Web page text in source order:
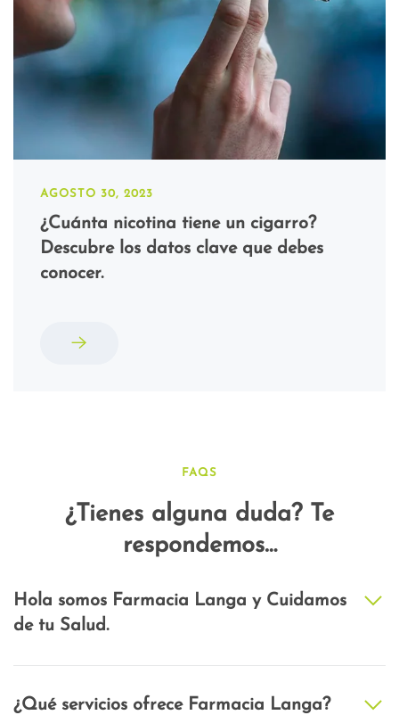
AGOSTO 30, 2023
¿Cuánta nicotina tiene un cigarro?
Descubre los datos clave que debes
conocer.
FAQS
¿Tienes alguna duda? Te
respondemos…
Hola somos Farmacia Langa y Cuidamos
de tu Salud.
¿Qué servicios ofrece Farmacia Langa?